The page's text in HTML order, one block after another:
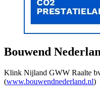
Bouwend
Klink Nijland GWW Raalte bv
(www.bouwendnederland.nl)